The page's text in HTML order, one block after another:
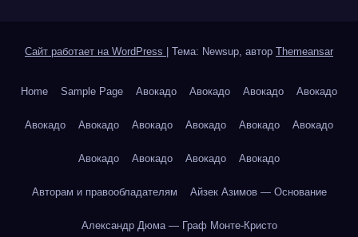
Сайт работает на WordPress Тема: Newsup, автор Themeansar
Home Sample Page Авокадо Авокадо Авокадо Авокадо
Авокадо Авокадо Авокадо Авокадо Авокадо Авокадо
Авокадо Авокадо Авокадо Авокадо
Авторам и правообладателям Айзек Азимов — Основание
Александр Дюма — Граф Монте-Кристо